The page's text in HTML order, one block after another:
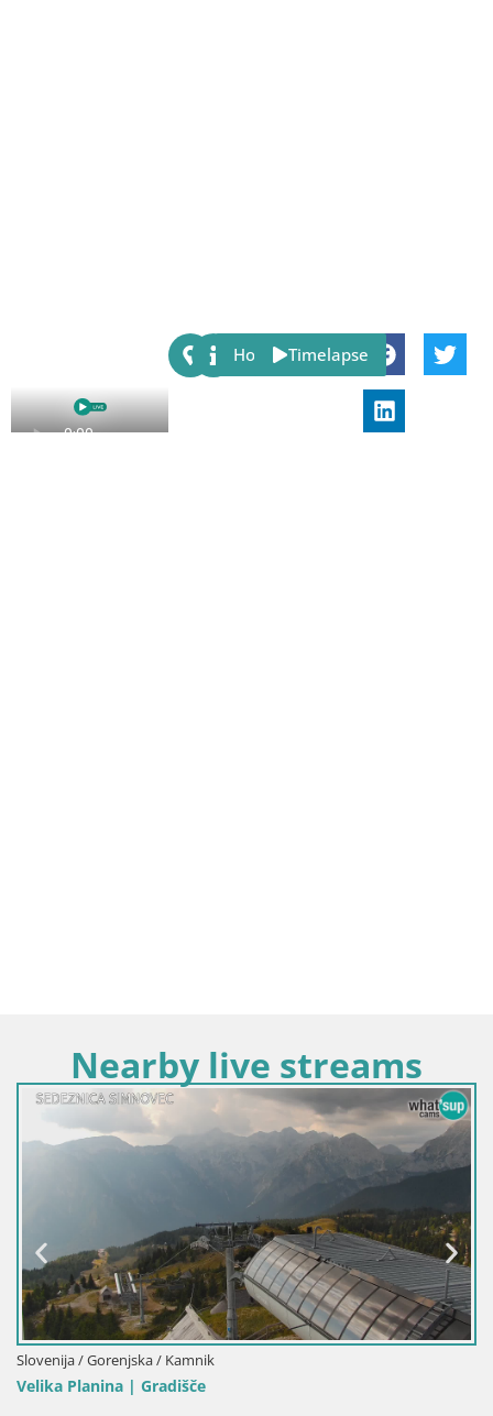
Share:
Host Timelapse
Nearby live streams
Slovenija / Gorenjska / Kamnik
Velika Planina | Gradišče